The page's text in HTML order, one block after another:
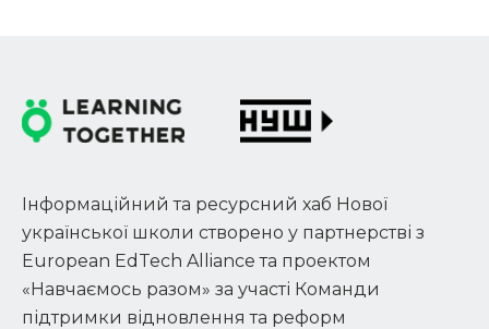
Інформаційний та ресурсний хаб Нової
української школи створено у партнерстві з
European EdTech Alliance та проектом
«Навчаємось разом» за участі Команди
підтримки відновлення та реформ